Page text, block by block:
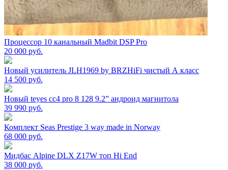
Процессор 10 канальный Madbit DSP Pro
20 000 руб.
Новый усилитель JLH1969 by BRZHiFi чистый А класс
14 500 руб.
Новый teyes cc4 pro 8 128 9.2” андроид магнитола
39 990 руб.
Комплект Seas Prestige 3 way made in Norway
68 000 руб.
Мидбас Alpine DLX Z17W топ Hi End
38 000 руб.